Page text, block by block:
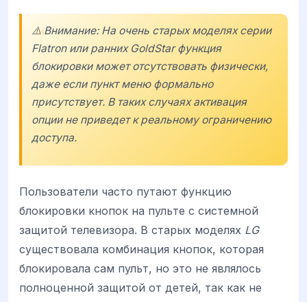
⚠️ Внимание: На очень старых моделях серии
Flatronили ранних GoldStarфункция
блокировки может отсутствовать физически,
даже если пункт меню формально
присутствует. В таких случаях активация
опции не приведет к реальному ограничению
доступа.
Пользователи часто путают функцию
блокировки кнопок на пульте с системной
защитой телевизора. В старых моделях LG
существовала комбинация кнопок, которая
блокировала сам пульт, но это не являлось
полноценной защитой от детей, так как не